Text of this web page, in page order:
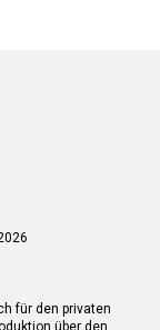
für den privaten